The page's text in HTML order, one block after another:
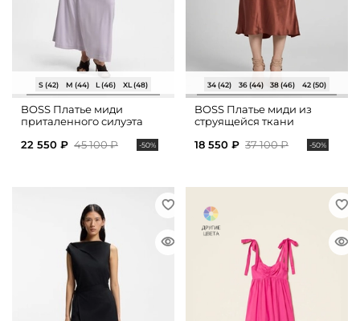
S (42) M (44) L (46) XL (48)
BOSS Платье миди
приталенного силуэта
22 550 ₽ 45 100 ₽ -50%
34 (42) 36 (44) 38 (46) 42 (50)
BOSS Платье миди из
струящейся ткани
18 550 ₽ 37 100 ₽ -50%